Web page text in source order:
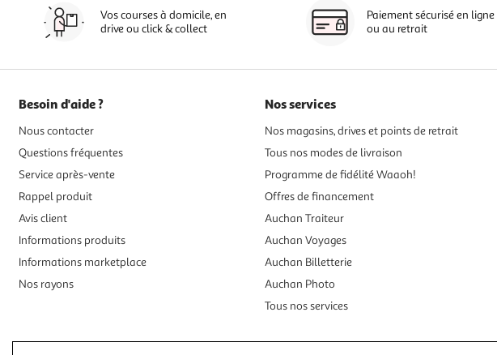
Vos courses à domicile, en
drive ou click & collect
Paiement sécurisé en ligne
ou au retrait
Besoin d'aide ?
Nous contacter
Questions fréquentes
Service après-vente
Rappel produit
Avis client
Informations produits
Informations marketplace
Nos rayons
Nos services
Nos magasins, drives et points de retrait
Tous nos modes de livraison
Programme de fidélité Waaoh!
Offres de financement
Auchan Traiteur
Auchan Voyages
Auchan Billetterie
Auchan Photo
Tous nos services